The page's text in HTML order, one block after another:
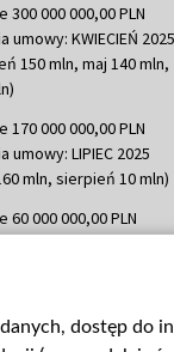
300 000 000,00 PLN
umowy: KWIECIEŃ 2025
150 mln, maj 140 mln,
170 000 000,00 PLN
umowy: LIPIEC 2025
mln, sierpień 10 mln)
60 000 000,00 PLN
umowy: WRZESIEŃ
dostęp do